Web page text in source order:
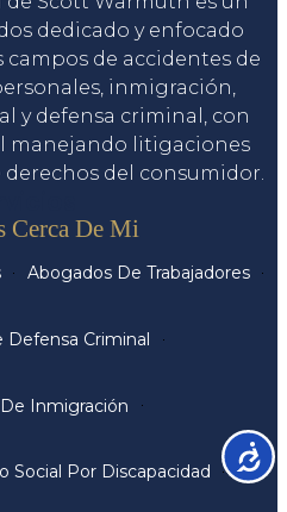
dedicado y enfocado
de accidentes de
inmigración,
y defensa criminal, con
manejando litigaciones
derechos del consumidor.
Cerca De Mi
Abogados De Trabajadores
Defensa Criminal
Inmigración
Social Por Discapacidad